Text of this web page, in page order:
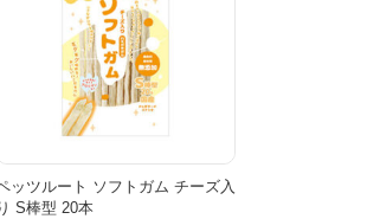
ッツルート ソフトガム チーズ入
S棒型 20本